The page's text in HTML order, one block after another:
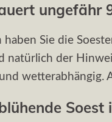
ungefähr
haben Sie die
natürlich der
wetterabhängig.